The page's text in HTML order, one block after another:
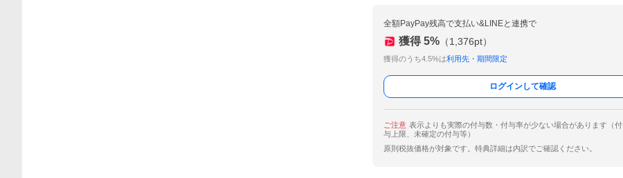
全額PayPay残高で支払い&LINEと連携で
獲得 5% （1,376pt）
獲得のうち4.5%は利用先・期間限定
ログインして確認
ご注意 表示よりも実際の付与数・付与率が少ない場合があります（付
与上限、未確定の付与等）
原則税抜価格が対象です。特典詳細は内訳でご確認ください。